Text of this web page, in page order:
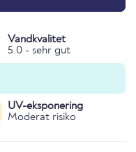
Vandkvalitet
5.0 - sehr gut
UV-eksponering
Moderat risiko